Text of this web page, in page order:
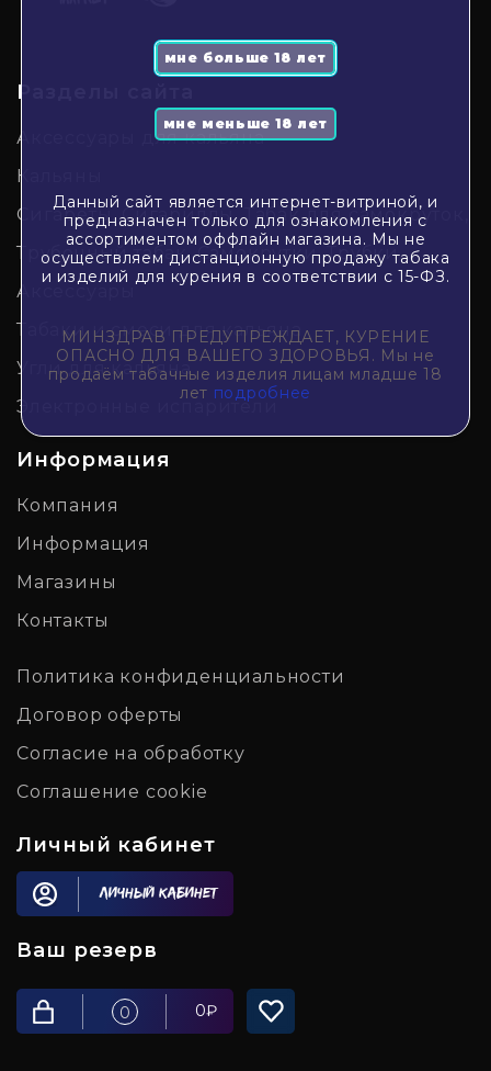
Разделы сайта
Аксессуары для кальяна
Кальяны
Сигареты, Сигариллы, Табак для самокруток,
Трубочный табак, Самокрутки, Трубки,
Аксессуары
Табаки и смеси для кальяна
Угли для кальяна
Электронные испарители
Информация
Компания
Информация
Магазины
Контакты
Политика конфиденциальности
Договор оферты
Согласие на обработку
Соглашение cookie
Личный кабинет
Личный кабинет
Ваш резерв
0 0₽
Данный сайт является интернет-витриной, и
предназначен только для ознакомления с
ассортиментом оффлайн магазина. Мы не
осуществляем дистанционную продажу табака
и изделий для курения в соответствии с 15-ФЗ.
МИНЗДРАВ ПРЕДУПРЕЖДАЕТ, КУРЕНИЕ
ОПАСНО ДЛЯ ВАШЕГО ЗДОРОВЬЯ. Мы не
продаём табачные изделия лицам младше 18
лет подробнее